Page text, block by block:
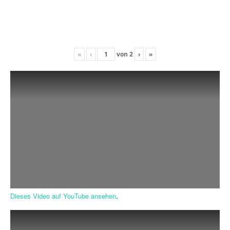
« ‹ von 2 › »
Dieses Video auf YouTube ansehen.